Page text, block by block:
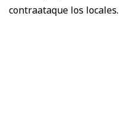
contraataque los locales.